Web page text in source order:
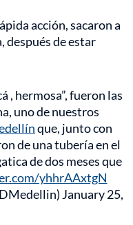
acción, sacaron a
después de estar
, hermosa”, fueron las
uno de nuestros
que, junto con
de una tubería en el
de dos meses que
yhhrAAxtgN
January 25,